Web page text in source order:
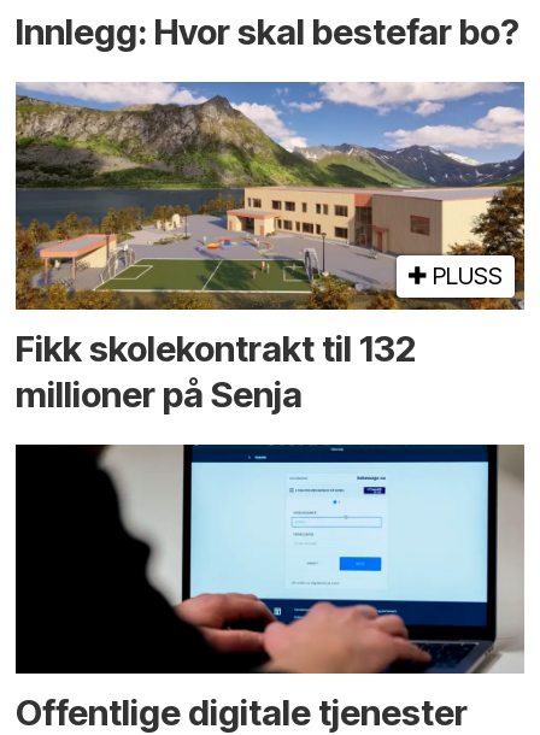
Innlegg: Hvor skal bestefar bo?
PLUSS
Fikk skole­kontrakt til 132
millioner på Senja
Offentlige digitale tjenester